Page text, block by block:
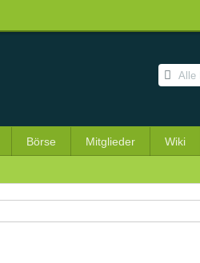
Börse Mitglieder Wiki